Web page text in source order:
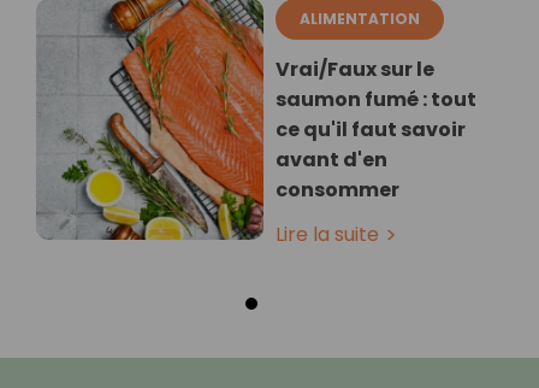
ALIMENTATION
Vrai/Faux sur le
saumon fumé : tout
ce qu'il faut savoir
avant d'en
consommer
Lire la suite